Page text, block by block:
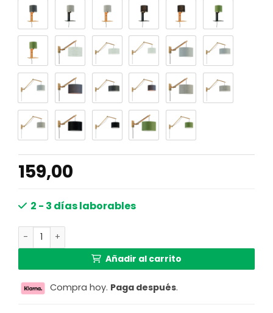
159,00
2 - 3 días laborables
Lámpara de pared blanca articulación simple natural
Añadir al carrito
Compra hoy. Paga después.